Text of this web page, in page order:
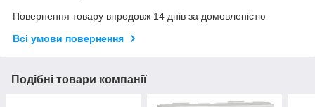
Повернення товару впродовж 14 днів за домовленістю
Всі умови повернення
Подібні товари компанії